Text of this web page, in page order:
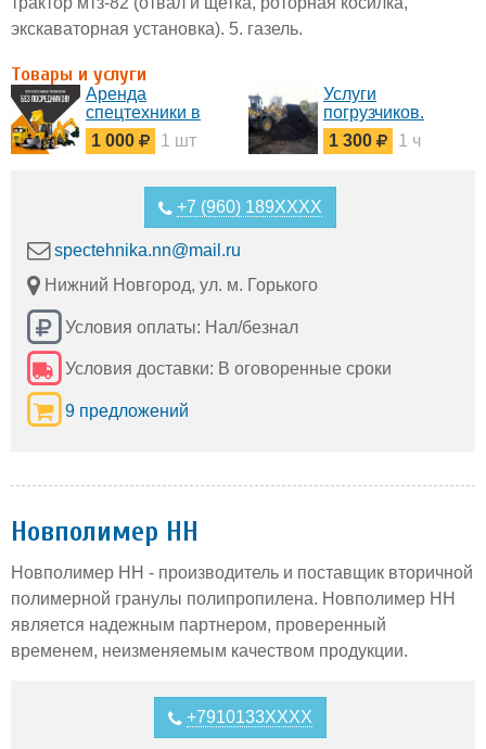
экскаваторная установка). 5. газель.
Товары и услуги
Аренда
спецтехники в
Нижнем
Новгороде
1 000 1 шт
Услуги
погрузчиков.
Погрузка,
планировка,
1 300 1 ч
+7 (960) 189XXXX
spectehnika.nn@mail.ru
Нижний Новгород, ул. м. Горького
Условия оплаты: Нал/безнал
Условия доставки: В оговоренные сроки
9 предложений
Новполимер НН
Новполимер НН - производитель и поставщик вторичной
полимерной гранулы полипропилена. Новполимер НН
является надежным партнером, проверенный
временем, неизменяемым качеством продукции.
+7910133XXXX